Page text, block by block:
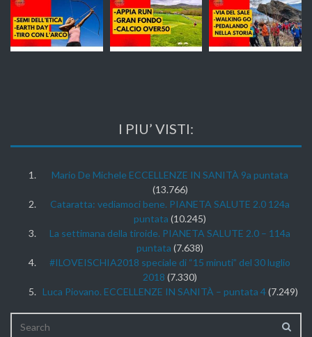
I PIU’ VISTI:
Mario De Michele ECCELLENZE IN SANITÀ 9a puntata
(13.766)
Cataratta: vediamoci bene. PIANETA SALUTE 2.0 124a
puntata (10.245)
La settimana della tiroide. PIANETA SALUTE 2.0 – 114a
puntata (7.638)
#ILOVEISCHIA2018 speciale di “15 minuti” del 30 luglio
2018 (7.330)
Luca Piovano. ECCELLENZE IN SANITÀ – puntata 4 (7.249)